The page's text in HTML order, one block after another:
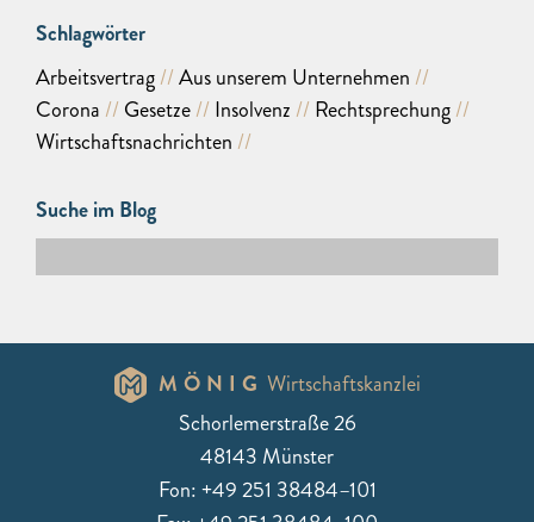
Schlagwörter
Arbeitsvertrag
Aus unserem Unternehmen
Corona
Gesetze Insolvenz
Rechtsprechung
Wirtschaftsnachrichten
Suche im Blog
MÖNIG Wirtschaftskanzlei
Schorlemerstraße 26
48143 Münster
Fon: +49 251 38484–101